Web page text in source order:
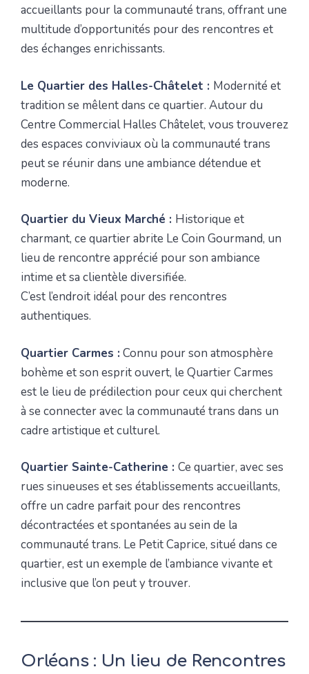
accueillants pour la communauté trans, offrant une
multitude d’opportunités pour des rencontres et
des échanges enrichissants.
Le Quartier des Halles-Châtelet : Modernité et
tradition se mêlent dans ce quartier. Autour du
Centre Commercial Halles Châtelet, vous trouverez
des espaces conviviaux où la communauté trans
peut se réunir dans une ambiance détendue et
moderne.
Quartier du Vieux Marché : Historique et
charmant, ce quartier abrite Le Coin Gourmand, un
lieu de rencontre apprécié pour son ambiance
intime et sa clientèle diversifiée.
C’est l’endroit idéal pour des rencontres
authentiques.
Quartier Carmes : Connu pour son atmosphère
bohème et son esprit ouvert, le Quartier Carmes
est le lieu de prédilection pour ceux qui cherchent
à se connecter avec la communauté trans dans un
cadre artistique et culturel.
Quartier Sainte-Catherine : Ce quartier, avec ses
rues sinueuses et ses établissements accueillants,
offre un cadre parfait pour des rencontres
décontractées et spontanées au sein de la
communauté trans. Le Petit Caprice, situé dans ce
quartier, est un exemple de l’ambiance vivante et
inclusive que l’on peut y trouver.
Orléans : Un lieu de Rencontres